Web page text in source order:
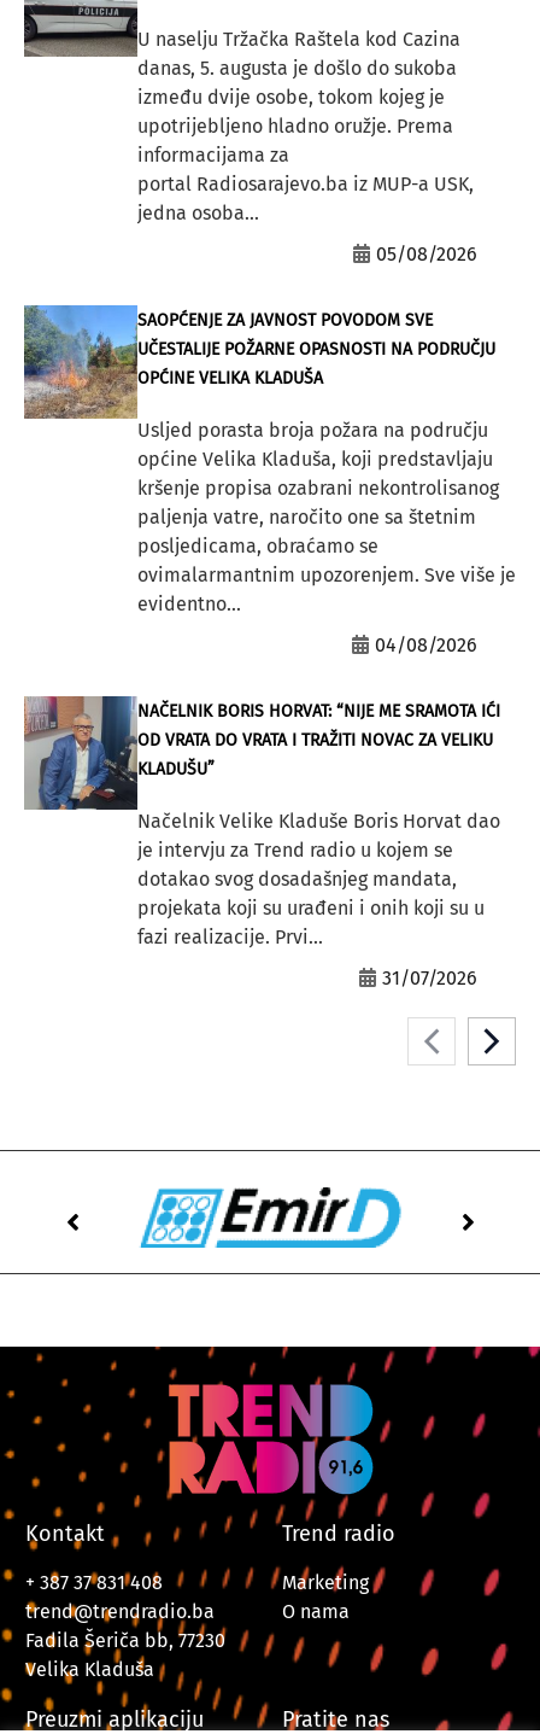
U naselju Tržačka Raštela kod Cazina
danas, 5. augusta je došlo do sukoba
između dvije osobe, tokom kojeg je
upotrijebljeno hladno oružje. Prema
informacijama za
portal Radiosarajevo.ba iz MUP-a USK,
jedna osoba...
05/08/2026
SAOPĆENJE ZA JAVNOST POVODOM SVE
UČESTALIJE POŽARNE OPASNOSTI NA PODRUČJU
OPĆINE VELIKA KLADUŠA
Usljed porasta broja požara na području
općine Velika Kladuša, koji predstavljaju
kršenje propisa ozabrani nekontrolisanog
paljenja vatre, naročito one sa štetnim
posljedicama, obraćamo se
ovimalarmantnim upozorenjem. Sve više je
evidentno...
04/08/2026
NAČELNIK BORIS HORVAT: “NIJE ME SRAMOTA IĆI
OD VRATA DO VRATA I TRAŽITI NOVAC ZA VELIKU
KLADUŠU”
Načelnik Velike Kladuše Boris Horvat dao
je intervju za Trend radio u kojem se
dotakao svog dosadašnjeg mandata,
projekata koji su urađeni i onih koji su u
fazi realizacije. Prvi...
31/07/2026
Kontakt
+ 387 37 831 408
trend@trendradio.ba
Fadila Šeriča bb, 77230
Velika Kladuša
Trend radio
Marketing
O nama
Preuzmi aplikaciju Pratite nas